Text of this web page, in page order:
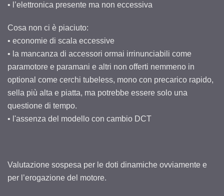
• l’elettronica presente ma non eccessiva
Cosa non ci è piaciuto:
• economie di scala eccessive
• la mancanza di accessori ormai irrinunciabili come
paramotore e paramani e altri non offerti nemmeno in
optional come cerchi tubeless, mono con precarico rapido,
sella più alta e piatta, ma potrebbe essere solo una
questione di tempo.
• l'assenza del modello con cambio DCT
Valutazione sospesa per le doti dinamiche ovviamente e
per l’erogazione del motore.